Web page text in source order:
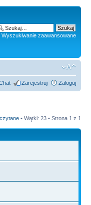
Wyszukiwanie zaawansowane
Zarejestruj Zaloguj
• Wątki: 23 • Strona 1 z 1